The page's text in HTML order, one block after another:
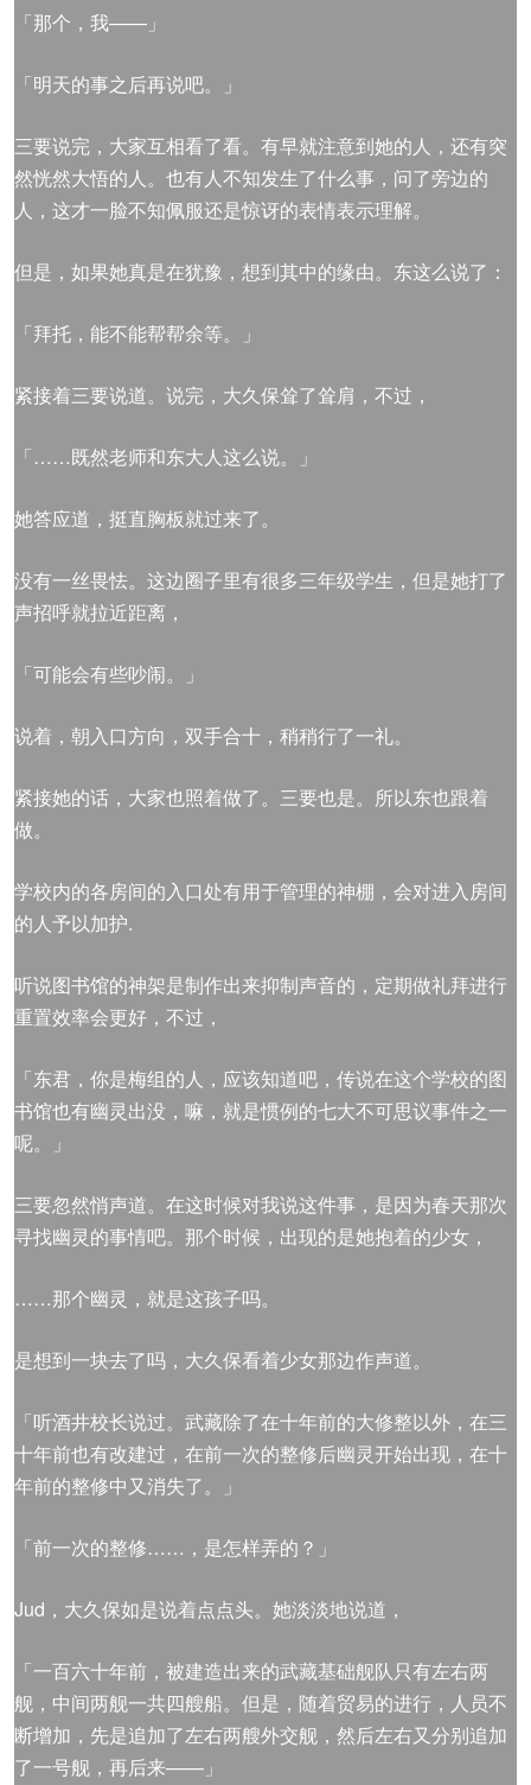
「那个，我——」
「明天的事之后再说吧。」
三要说完，大家互相看了看。有早就注意到她的人，还有突
然恍然大悟的人。也有人不知发生了什么事，问了旁边的
人，这才一脸不知佩服还是惊讶的表情表示理解。
但是，如果她真是在犹豫，想到其中的缘由。东这么说了：
「拜托，能不能帮帮余等。」
紧接着三要说道。说完，大久保耸了耸肩，不过，
「……既然老师和东大人这么说。」
她答应道，挺直胸板就过来了。
没有一丝畏怯。这边圈子里有很多三年级学生，但是她打了
声招呼就拉近距离，
「可能会有些吵闹。」
说着，朝入口方向，双手合十，稍稍行了一礼。
紧接她的话，大家也照着做了。三要也是。所以东也跟着
做。
学校内的各房间的入口处有用于管理的神棚，会对进入房间
的人予以加护.
听说图书馆的神架是制作出来抑制声音的，定期做礼拜进行
重置效率会更好，不过，
「东君，你是梅组的人，应该知道吧，传说在这个学校的图
书馆也有幽灵出没，嘛，就是惯例的七大不可思议事件之一
呢。」
三要忽然悄声道。在这时候对我说这件事，是因为春天那次
寻找幽灵的事情吧。那个时候，出现的是她抱着的少女，
……那个幽灵，就是这孩子吗。
是想到一块去了吗，大久保看着少女那边作声道。
「听酒井校长说过。武藏除了在十年前的大修整以外，在三
十年前也有改建过，在前一次的整修后幽灵开始出现，在十
年前的整修中又消失了。」
「前一次的整修……，是怎样弄的？」
Jud，大久保如是说着点点头。她淡淡地说道，
「一百六十年前，被建造出来的武藏基础舰队只有左右两
舰，中间两舰一共四艘船。但是，随着贸易的进行，人员不
断增加，先是追加了左右两艘外交舰，然后左右又分别追加
了一号舰，再后来——」